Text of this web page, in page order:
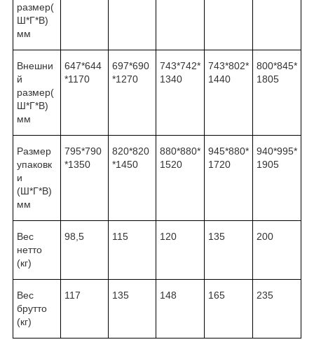
размер(
Ш*Г*В)
мм
Внешни
й
размер(
Ш*Г*В)
мм
647*644
*1170
697*690
*1270
743*742*
1340
743*802*
1440
800*845*
1805
Размер
упаковк
и
(Ш*Г*В)
мм
795*790
*1350
820*820
*1450
880*880*
1520
945*880*
1720
940*995*
1905
Вес
нетто
(кг)
98,5 115 120 135 200
Вес
брутто
(кг)
117 135 148 165 235